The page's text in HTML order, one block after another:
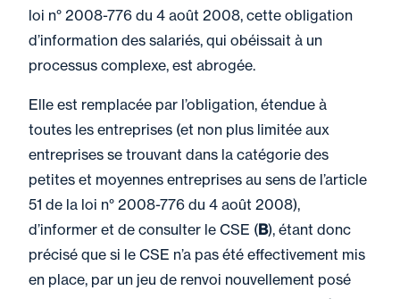
loi n° 2008-776 du 4 août 2008, cette obligation
d’information des salariés, qui obéissait à un
processus complexe, est abrogée.
Elle est remplacée par l’obligation, étendue à
toutes les entreprises (et non plus limitée aux
entreprises se trouvant dans la catégorie des
petites et moyennes entreprises au sens de l’article
51 de la loi n° 2008-776 du 4 août 2008),
d’informer et de consulter le CSE (B), étant donc
précisé que si le CSE n’a pas été effectivement mis
en place, par un jeu de renvoi nouvellement posé